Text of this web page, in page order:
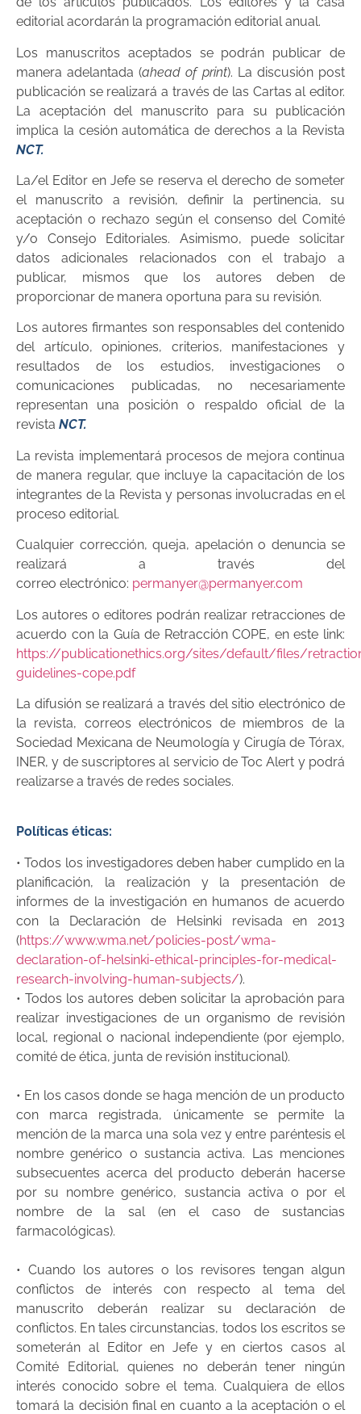
editorial acordarán la programación editorial anual.
Los manuscritos aceptados se podrán publicar de
manera adelantada (ahead of print). La discusión post
publicación se realizará a través de las Cartas al editor.
La aceptación del manuscrito para su publicación
implica la cesión automática de derechos a la Revista
NCT.
La/el Editor en Jefe se reserva el derecho de someter
el manuscrito a revisión, definir la pertinencia, su
aceptación o rechazo según el consenso del Comité
y/o Consejo Editoriales. Asimismo, puede solicitar
datos adicionales relacionados con el trabajo a
publicar, mismos que los autores deben de
proporcionar de manera oportuna para su revisión.
Los autores firmantes son responsables del contenido
del artículo, opiniones, criterios, manifestaciones y
resultados de los estudios, investigaciones o
comunicaciones publicadas, no necesariamente
representan una posición o respaldo oficial de la
revista NCT.
La revista implementará procesos de mejora continua
de manera regular, que incluye la capacitación de los
integrantes de la Revista y personas involucradas en el
proceso editorial.
Cualquier corrección, queja, apelación o denuncia se
realizará a través del
correo electrónico: permanyer@permanyer.com
Los autores o editores podrán realizar retracciones de
acuerdo con la Guía de Retracción COPE, en este link:
https://publicationethics.org/sites/default/files/
guidelines-cope.pdf
La difusión se realizará a través del sitio electrónico de
la revista, correos electrónicos de miembros de la
Sociedad Mexicana de Neumología y Cirugía de Tórax,
INER, y de suscriptores al servicio de Toc Alert y podrá
realizarse a través de redes sociales.
Políticas éticas:
• Todos los investigadores deben haber cumplido en la
planificación, la realización y la presentación de
informes de la investigación en humanos de acuerdo
con la Declaración de Helsinki revisada en 2013
(https://www.wma.net/policies-post/wma-
declaration-of-helsinki-ethical-principles-for-medical-
research-involving-human-subjects/).
• Todos los autores deben solicitar la aprobación para
realizar investigaciones de un organismo de revisión
local, regional o nacional independiente (por ejemplo,
comité de ética, junta de revisión institucional).
• En los casos donde se haga mención de un producto
con marca registrada, únicamente se permite la
mención de la marca una sola vez y entre paréntesis el
nombre genérico o sustancia activa. Las menciones
subsecuentes acerca del producto deberán hacerse
por su nombre genérico, sustancia activa o por el
nombre de la sal (en el caso de sustancias
farmacológicas).
• Cuando los autores o los revisores tengan algun
conflictos de interés con respecto al tema del
manuscrito deberán realizar su declaración de
conflictos. En tales circunstancias, todos los escritos se
someterán al Editor en Jefe y en ciertos casos al
Comité Editorial, quienes no deberán tener ningún
interés conocido sobre el tema. Cualquiera de ellos
tomará la decisión final en cuanto a la aceptación o el